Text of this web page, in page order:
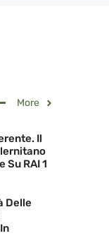
More
Il
Su RAI 1
Delle